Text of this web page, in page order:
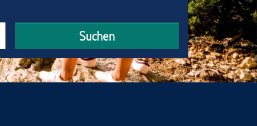
Suchen